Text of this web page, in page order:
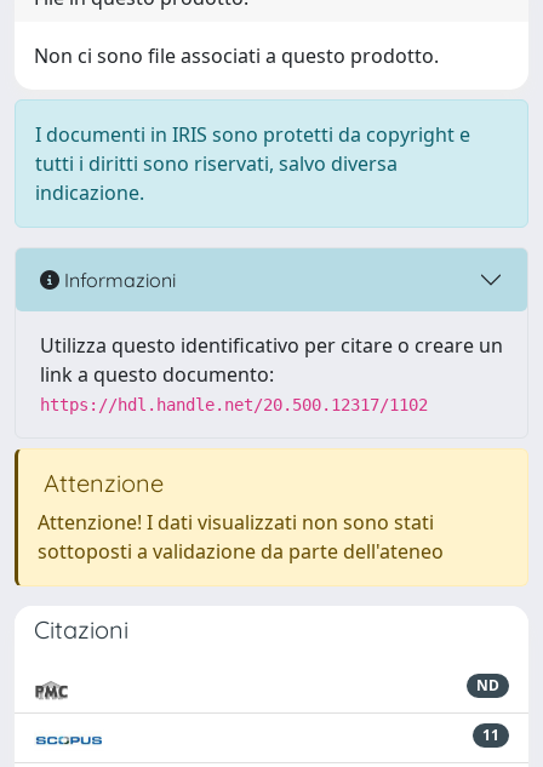
Non ci sono file associati a questo prodotto.
I documenti in IRIS sono protetti da copyright e
tutti i diritti sono riservati, salvo diversa
indicazione.
Informazioni
Utilizza questo identificativo per citare o creare un
link a questo documento:
https://hdl.handle.net/20.500.12317/1102
Attenzione
Attenzione! I dati visualizzati non sono stati
sottoposti a validazione da parte dell'ateneo
Citazioni
ND
11